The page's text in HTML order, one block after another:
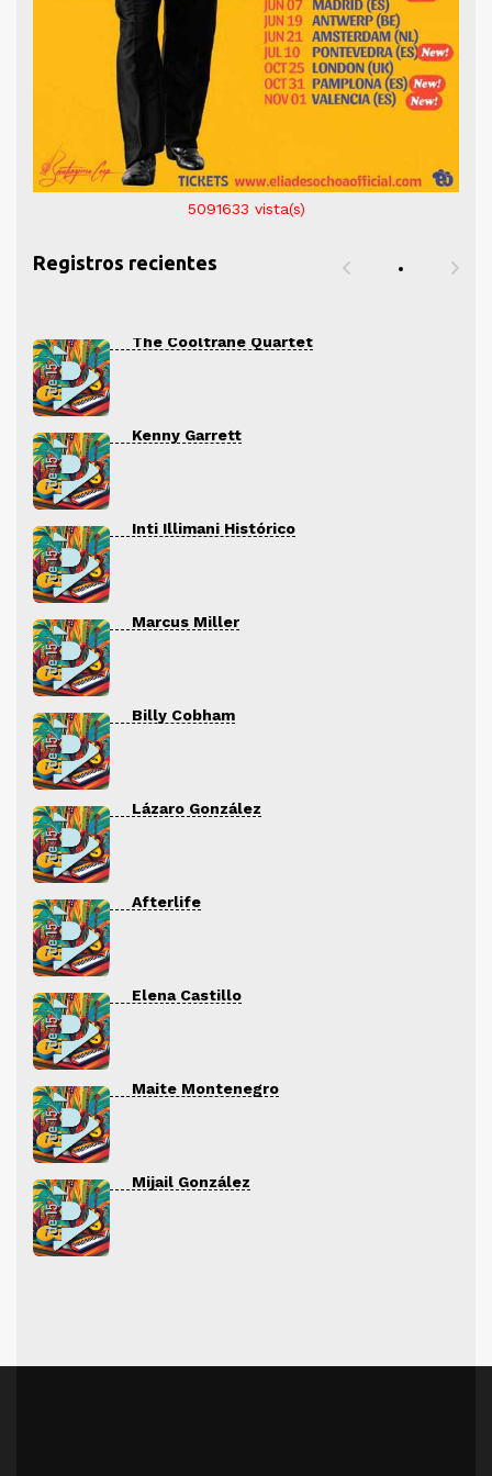
5091633 vista(s)
Registros recientes
The Cooltrane Quartet
Kenny Garrett
Inti Illimani Histórico
Marcus Miller
Billy Cobham
Lázaro González
Afterlife
Elena Castillo
Maite Montenegro
Mijail González